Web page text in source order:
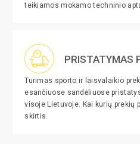
teikiamos mokamo techninio
PRISTATYMAS
Turimas sporto ir laisvalaikio
esančiuose sandėliuose
visoje Lietuvoje. Kai kurių prekių
skirtis.